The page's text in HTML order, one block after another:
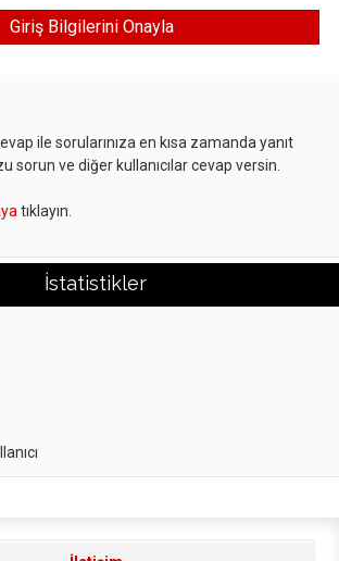
ile sorularınıza en kısa zamanda yanıt
sorun ve diğer kullanıcılar cevap versin.
tıklayın.
İstatistikler